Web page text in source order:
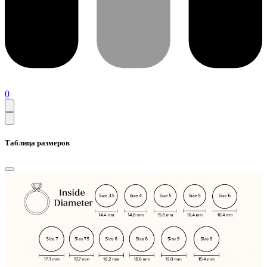
0
Таблица размеров